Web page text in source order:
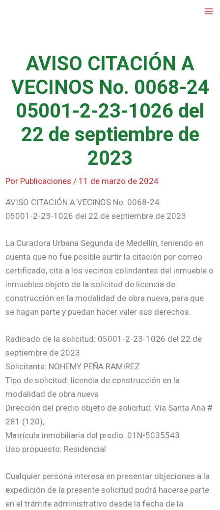
AVISO CITACIÓN A
VECINOS No. 0068-24
05001-2-23-1026 del
22 de septiembre de
2023
Por Publicaciones / 11 de marzo de 2024
AVISO CITACIÓN A VECINOS No. 0068-24
05001-2-23-1026 del 22 de septiembre de 2023
La Curadora Urbana Segunda de Medellín, teniendo en
cuenta que no fue posible surtir la citación por correo
certificado, cita a los vecinos colindantes del inmueble o
inmuebles objeto de la solicitud de licencia de
construcción en la modalidad de obra nueva, para que
se hagan parte y puedan hacer valer sus derechos.
Radicado de la solicitud: 05001-2-23-1026 del 22 de
septiembre de 2023
Solicitante: NOHEMY PEÑA RAMIREZ
Tipo de solicitud: licencia de construcción en la
modalidad de obra nueva
Dirección del predio objeto de solicitud: Vía Santa Ana #
281 (120),
Matrícula inmobiliaria del predio: 01N-5035543
Uso propuesto: Residencial
Cualquier persona interesa en presentar objeciones a la
expedición de la presente solicitud podrá hacerse parte
en el trámite administrativo desde la fecha de la